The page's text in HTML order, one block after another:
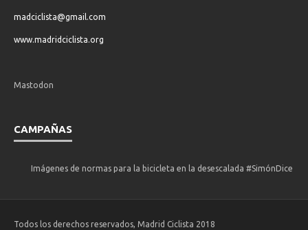
madciclista@gmail.com
www.madridciclista.org
Mastodon
CAMPAÑAS
Imágenes de normas para la bicicleta en la desescalada #SimónDice
Todos los derechos reservados, Madrid Ciclista 2018